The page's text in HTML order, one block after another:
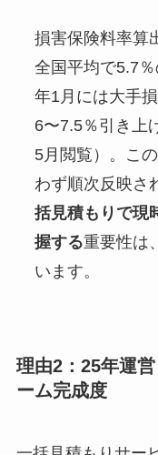
損害保険料率算
全国平均で5.7
年1月には大手
6〜7.5％引き上
5月閲覧）。こ
わず順次反映さ
括見積もりで現
握する重要性は
います。
理由2：25年運
ーム完成度